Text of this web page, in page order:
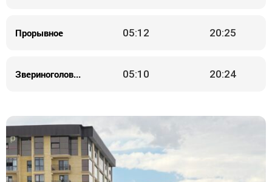
Прорывное 05:12 20:25
Звериноголовское 05:10 20:24